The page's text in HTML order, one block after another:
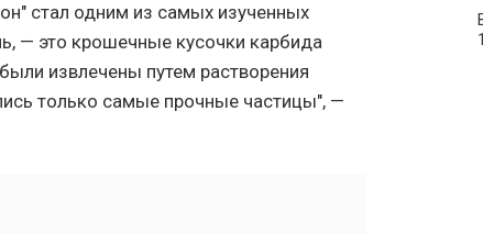
стал одним из самых изученных
— это крошечные кусочки карбида
извлечены путем растворения
только самые прочные частицы", —